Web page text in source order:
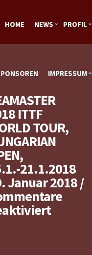
HOME NEWS PROFIL
IMPRESSUM
ITTF
TOUR,
21.1.2018
Januar 2018/
für